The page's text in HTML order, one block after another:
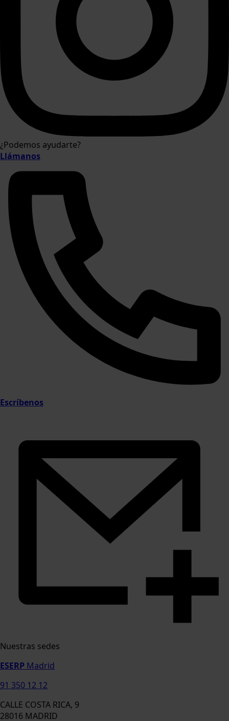
¿Podemos ayudarte?
Llámanos
Escríbenos
Nuestras sedes
ESERP Madrid
91 350 12 12
CALLE COSTA RICA, 9
28016 MADRID